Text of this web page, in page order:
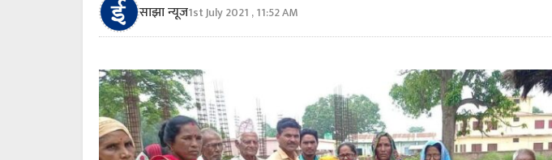
साझा न्यूज1st July 2021 , 11:52 AM